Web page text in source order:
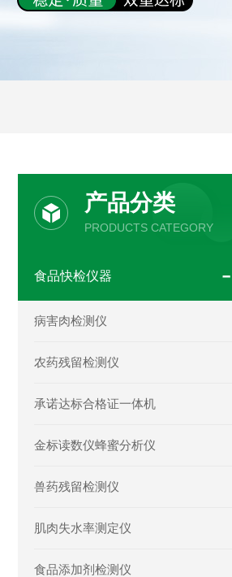
产品分类
PRODUCTS CATEGORY
食品快检仪器
病害肉检测仪
农药残留检测仪
承诺达标合格证一体机
金标读数仪蜂蜜分析仪
兽药残留检测仪
肌肉失水率测定仪
食品添加剂检测仪